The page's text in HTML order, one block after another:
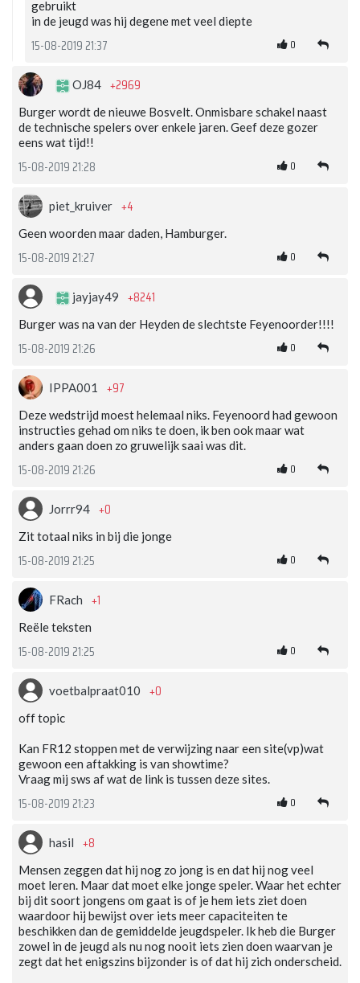
gebruikt
in de jeugd was hij degene met veel diepte
15-08-2019 21:37 0
OJ84 +2969
Burger wordt de nieuwe Bosvelt. Onmisbare schakel naast
de technische spelers over enkele jaren. Geef deze gozer
eens wat tijd!!
15-08-2019 21:28 0
piet_kruiver +4
Geen woorden maar daden, Hamburger.
15-08-2019 21:27 0
jayjay49 +8241
Burger was na van der Heyden de slechtste Feyenoorder!!!!
15-08-2019 21:26 0
IPPA001 +97
Deze wedstrijd moest helemaal niks. Feyenoord had gewoon
instructies gehad om niks te doen, ik ben ook maar wat
anders gaan doen zo gruwelijk saai was dit.
15-08-2019 21:26 0
Jorrr94 +0
Zit totaal niks in bij die jonge
15-08-2019 21:25 0
FRach +1
Reële teksten
15-08-2019 21:25 0
voetbalpraat010 +0
off topic
Kan FR12 stoppen met de verwijzing naar een site(vp)wat
gewoon een aftakking is van showtime?
Vraag mij sws af wat de link is tussen deze sites.
15-08-2019 21:23 0
hasil +8
Mensen zeggen dat hij nog zo jong is en dat hij nog veel
moet leren. Maar dat moet elke jonge speler. Waar het echter
bij dit soort jongens om gaat is of je hem iets ziet doen
waardoor hij bewijst over iets meer capaciteiten te
beschikken dan de gemiddelde jeugdspeler. Ik heb die Burger
zowel in de jeugd als nu nog nooit iets zien doen waarvan je
zegt dat het enigszins bijzonder is of dat hij zich onderscheid.